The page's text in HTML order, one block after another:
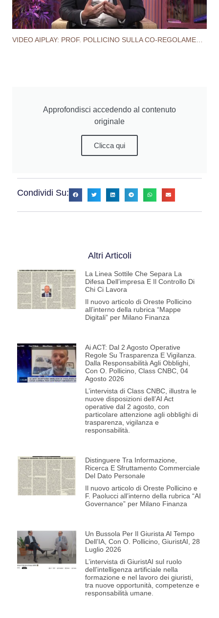
Approfondisci accedendo al contenuto
originale
Clicca qui
Condividi Su:
Altri Articoli
La Linea Sottile Che Separa La
Difesa Dell’impresa E Il Controllo Di
Chi Ci Lavora
Il nuovo articolo di Oreste Pollicino
all’interno della rubrica “Mappe
Digitali” per Milano Finanza
Ai ACT: Dal 2 Agosto Operative
Regole Su Trasparenza E Vigilanza.
Dalla Responsabilità Agli Obblighi,
Con O. Pollicino, Class CNBC, 04
Agosto 2026
L’intervista di Class CNBC, illustra le
nuove disposizioni dell’AI Act
operative dal 2 agosto, con
particolare attenzione agli obblighi di
trasparenza, vigilanza e
responsabilità.
Distinguere Tra Informazione,
Ricerca E Sfruttamento Commerciale
Del Dato Personale
Il nuovo articolo di Oreste Pollicino e
F. Paolucci all’interno della rubrica “AI
Governance” per Milano Finanza
Un Bussola Per Il Giurista Al Tempo
Dell’IA, Con O. Pollicino, GiuristAI, 28
Luglio 2026
L’intervista di GiuristAI sul ruolo
dell’intelligenza artificiale nella
formazione e nel lavoro dei giuristi,
tra nuove opportunità, competenze e
responsabilità umane.